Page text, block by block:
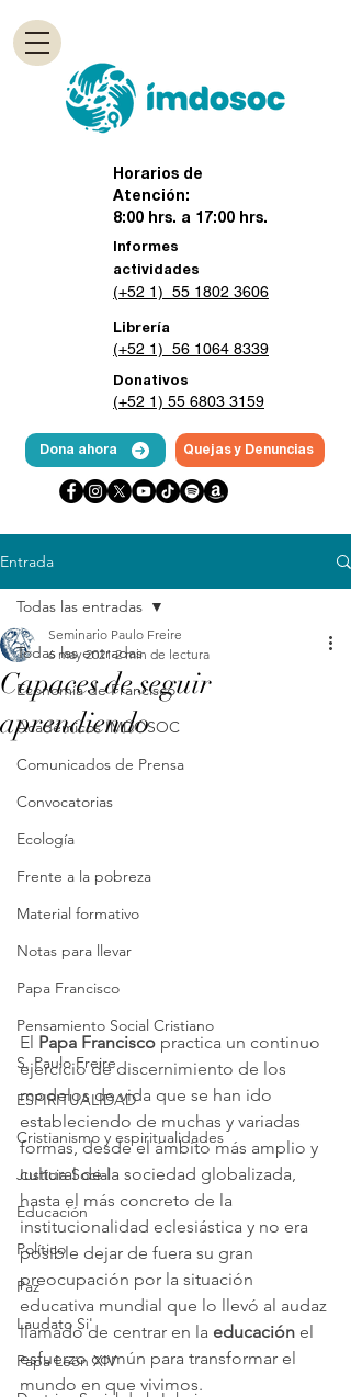
Horarios de
Atención:
8:00 hrs. a 17:00 hrs.
Informes
actividades
(+52 1) 55 1802 3606
Librería
(+52 1) 56 1064 8339
Donativos
(+52 1) 55 6803 3159
Dona ahora Quejas y Denuncias
Entrada
Todas las entradas
Economía de Francisco
Académicos IMDOSOC
Comunicados de Prensa
Convocatorias
Ecología
Frente a la pobreza
Material formativo
Notas para llevar
Papa Francisco
Pensamiento Social Cristiano
S. Paulo Freire
ESPIRITUALIDAD
Cristianismo y espiritualidades
Justicia Social
Educación
Político
Paz
Laudato Si'
Papa León XIV
Todas las entradas
Capaces de seguir
aprendiendo
Seminario Paulo Freire
6 may 2021 2 min de lectura
El Papa Francisco practica un continuo
ejercicio de discernimiento de los
modelos de vida que se han ido
estableciendo de muchas y variadas
formas, desde el ámbito más amplio y
cultural de la sociedad globalizada,
hasta el más concreto de la
institucionalidad eclesiástica y no era
posible dejar de fuera su gran
preocupación por la situación
educativa mundial que lo llevó al audaz
llamado de centrar en la educación el
esfuerzo común para transformar el
mundo en que vivimos.